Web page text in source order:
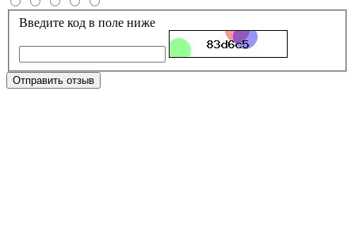
Введите код в поле ниже
Отправить отзыв